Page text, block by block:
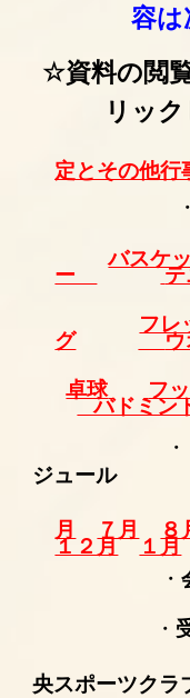
容は
☆資料の閲
リッ
定とその他行
・
バスケ
ー
フレ
グ
卓球 フ
バドミン
・
ジュール
月 ７月 ８
１２月 １月
・
・
ＮＰＯ
央スポーツクラ